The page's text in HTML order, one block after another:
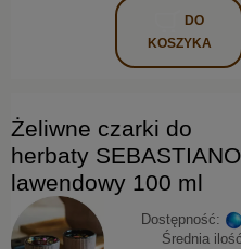
DO
KOSZYKA
Żeliwne czarki do
herbaty SEBASTIANO
lawendowy 100 ml
Dostępność:
Średnia ilość